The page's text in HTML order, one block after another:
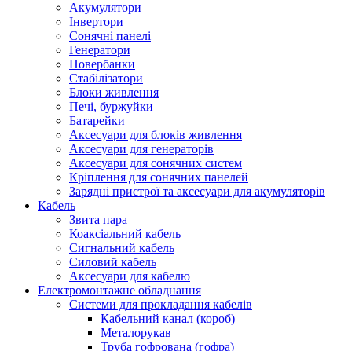
Акумулятори
Інвертори
Сонячні панелі
Генератори
Повербанки
Стабілізатори
Блоки живлення
Печі, буржуйки
Батарейки
Аксесуари для блоків живлення
Аксесуари для генераторів
Аксесуари для сонячних систем
Кріплення для сонячних панелей
Зарядні пристрої та аксесуари для акумуляторів
Кабель
Звита пара
Коаксіальний кабель
Сигнальний кабель
Силовий кабель
Аксесуари для кабелю
Електромонтажне обладнання
Системи для прокладання кабелів
Кабельний канал (короб)
Металорукав
Труба гофрована (гофра)